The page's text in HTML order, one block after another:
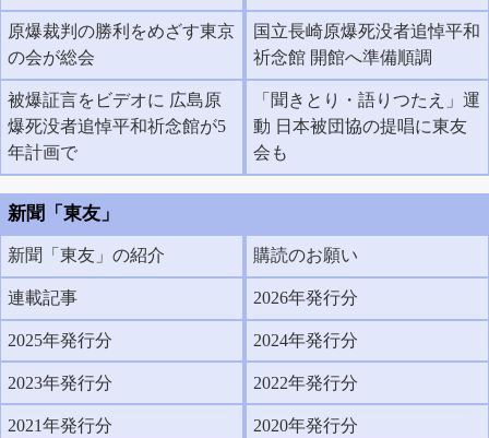
原爆裁判の勝利をめざす東京
の会が総会
国立長崎原爆死没者追悼平和
祈念館 開館へ準備順調
被爆証言をビデオに 広島原
爆死没者追悼平和祈念館が5
年計画で
「聞きとり・語りつたえ」運
動 日本被団協の提唱に東友
会も
新聞「東友」
新聞「東友」の紹介 購読のお願い
連載記事 2026年発行分
2025年発行分 2024年発行分
2023年発行分 2022年発行分
2021年発行分 2020年発行分